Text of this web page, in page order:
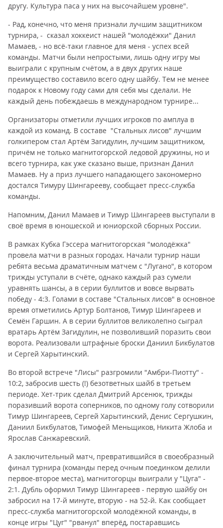
другу. Культура паса у них на высочайшем уровне".
- Рад, конечно, что меня признали лучшим защитником
турнира, - сказал хоккеист нашей "молодёжки" Данил
Мамаев, - но всё-таки главное для меня - успех всей
команды. Матчи были непростыми, лишь одну игру мы
выиграли с крупным счётом, а в двух других наше
преимущество составило всего одну шайбу. Тем не менее
подарок к Новому году сами для себя мы сделали. Не
каждый день побеждаешь в международном турнире...
Организаторы отметили лучших игроков по амплуа в
каждой из команд. В составе "Стальных лисов" лучшим
голкипером стал Артём Загидулин, лучшим защитником,
причём не только магнитогорской ледовой дружины, но и
всего турнира, как уже сказано выше, признан Данил
Мамаев. Ну а приз лучшего нападающего закономерно
достался Тимуру Шингарееву, сообщает пресс-служба
команды.
Напомним, Данил Мамаев и Тимур Шингареев выступали в
своё время в юношеской и юниорской сборных России.
В рамках Кубка Гэссера магнитогорская "молодёжка"
провела матчи в разных городах. Начали турнир наши
ребята весьма драматичным матчем с "Лугано", в котором
трижды уступали в счёте, однако каждый раз сумели
уравнять шансы, а в серии буллитов и вовсе вырвать
победу - 4:3. Голами в составе "Стальных лисов" в основное
время отметились Артур Болтанов, Тимур Шингареев и
Семён Гаршин. А в серии буллитов великолепно сыграл
вратарь Артём Загидулин, не позволивший поразить свои
ворота. Реализовали штрафные броски Даниил Бикбулатов
и Сергей Харытинский.
Во второй встрече "Лисы" разгромили "Амбри-Пиотту" -
10:2, забросив шесть (!) безответных шайб в третьем
периоде. Хет-трик сделал Дмитрий Арсенюк, трижды
поразивший ворота соперников, по одному голу сотворили
Тимур Шингареев, Сергей Харытинский, Денис Сергушкин,
Даниил Бикбулатов, Тимофей Меньщиков, Никита Жлоба и
Ярослав Санжаревский.
А заключительный матч, превратившийся в своеобразный
финал турнира (команды перед очным поединком делили
первое-второе места), магнитогорцы выиграли у "Цуга" -
2:1. Дубль оформил Тимур Шингареев - первую шайбу он
забросил на 17-й минуте, вторую - на 52-й. Как сообщает
пресс-служба магнитогорской молодёжной команды, в
конце игры "Цуг" "рванул" вперёд, постаравшись